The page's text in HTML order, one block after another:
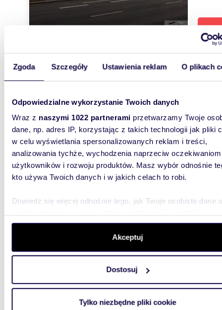
Zgoda Szczegóły Ustawienia reklam O plikach
Odpowiedzialne wykorzystanie Twoich danych
Wraz z naszymi 1022 partnerami przetwarzamy Twoje
dane, np. adres IP, korzystając z takich technologii jak pliki
w celu wyświetlania spersonalizowanych reklam i treści,
analizowania tychże, wychodzenia naprzeciw oczekiwaniom
użytkowników i rozwoju produktów. Masz wybór odnośnie
kto używa Twoich danych i w jakich celach to robi.
Dowiedz się więcej odnośnie tego, jak Twoje osobiste dane
szczegółów. W Deklaracji plików cookie możesz zmienić
wycofać swoją zgodę w dowolnej chwili.
aby oferować funkcje społecznościowe i analizować ruch w
witrynie. Informacje o tym, jak korzystasz z naszej witryny,
analitycznym. Partnerzy mogą połączyć te informacje z
Akceptuj
Dostosuj
Tylko niezbędne pliki cookie
111
lokal
470m